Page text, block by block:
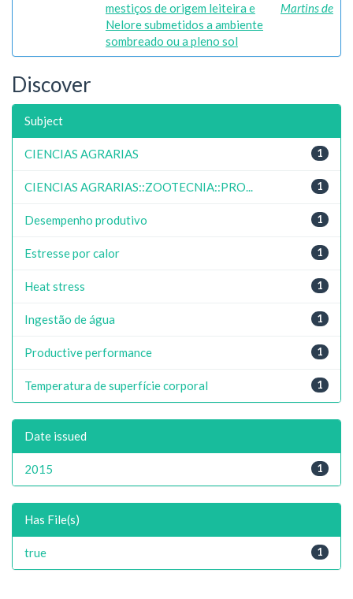
mestiços de origem leiteira e
Nelore submetidos a ambiente
sombreado ou a pleno sol
Martins de
Discover
Subject
1
CIENCIAS AGRARIAS
1
CIENCIAS AGRARIAS::ZOOTECNIA::PRO...
1
Desempenho produtivo
1
Estresse por calor
1
Heat stress
1
Ingestão de água
1
Productive performance
1
Temperatura de superfície corporal
Date issued
1
2015
Has File(s)
1
true